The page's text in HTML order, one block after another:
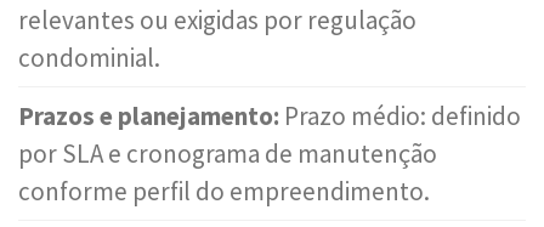
relevantes ou exigidas por regulação
condominial.
Prazos e planejamento: Prazo médio: definido
por SLA e cronograma de manutenção
conforme perfil do empreendimento.